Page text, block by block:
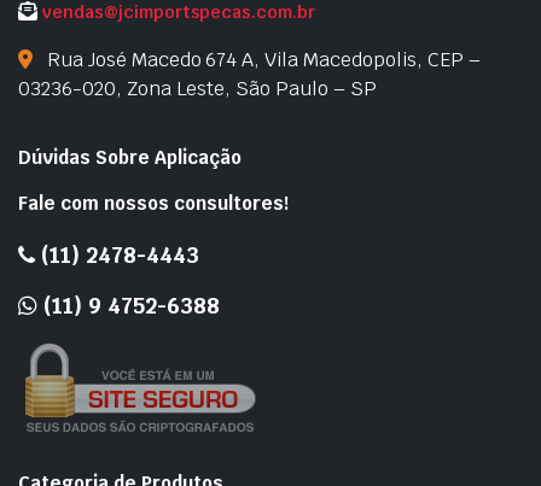
vendas@jcimportspecas.com.br
Rua José Macedo 674 A, Vila Macedopolis, CEP –
03236-020, Zona Leste, São Paulo – SP
Dúvidas Sobre Aplicação
Fale com nossos consultores!
(11) 2478-4443
(11) 9 4752-6388